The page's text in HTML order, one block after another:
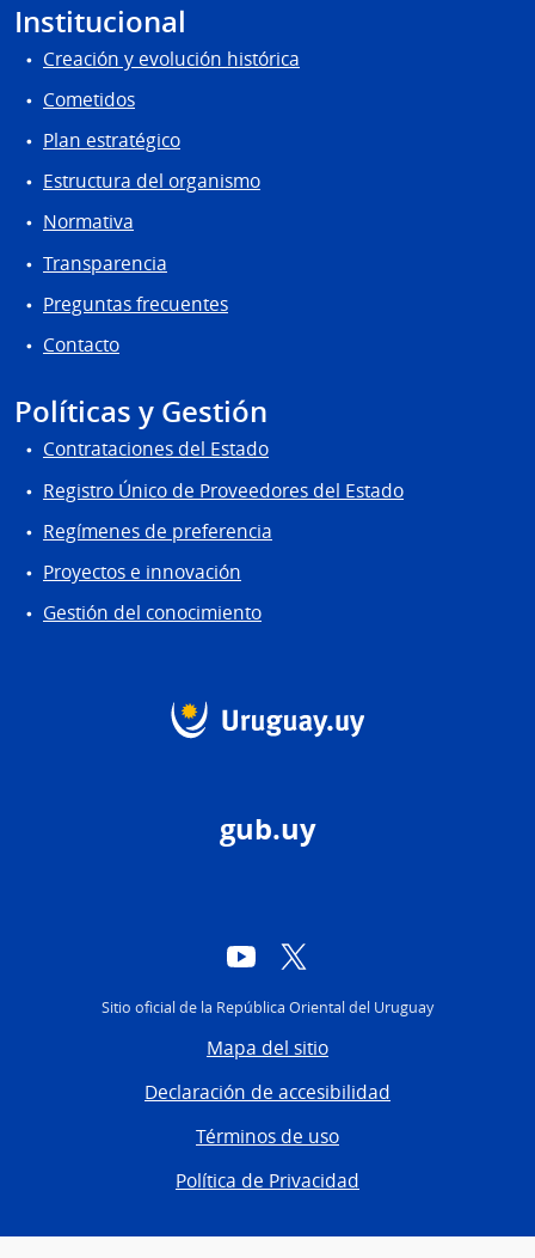
Institucional
Creación y evolución histórica
Cometidos
Plan estratégico
Estructura del organismo
Normativa
Transparencia
Preguntas frecuentes
Contacto
Políticas y Gestión
Contrataciones del Estado
Registro Único de Proveedores del Estado
Regímenes de preferencia
Proyectos e innovación
Gestión del conocimiento
gub.uy
YouTube
Sitio oficial de la República Oriental del Uruguay
Mapa del sitio
Declaración de accesibilidad
Términos de uso
Política de Privacidad